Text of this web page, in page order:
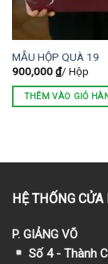
MẪU HỘP QUÀ 19
900,000₫/ Hộp
THÊM VÀO GIỎ
HỆ THỐNG CỬA
P. GIẢNG VÕ
Số 4 - Thành